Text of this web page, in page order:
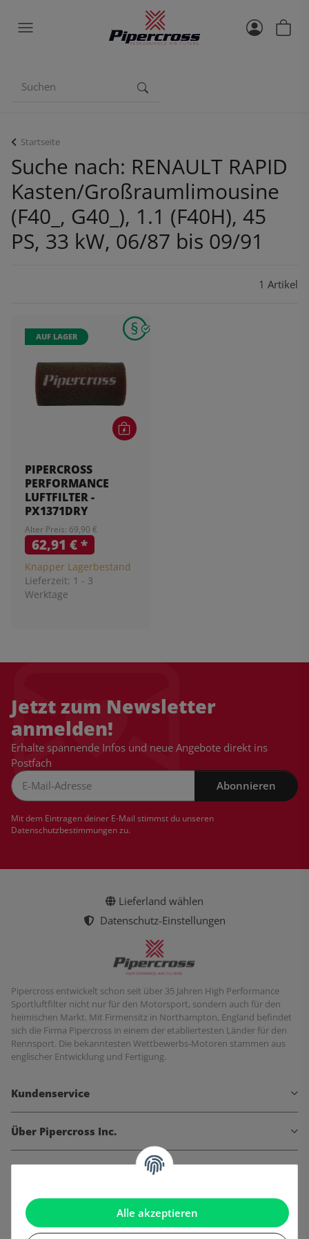
Alle akzeptieren
Startseite
Suche nach: RENAULT RAPID
Kasten/Großraumlimousine
(F40_, G40_), 1.1 (F40H), 45
PS, 33 kW, 06/87 bis 09/91
1 Artikel
AUF LAGER
PIPERCROSS
PERFORMANCE
LUFTFILTER -
PX1371DRY
Alter Preis: 69,90 €
62,91 €*
Knapper Lagerbestand
Lieferzeit: 1 - 3
Werktage
Jetzt zum Newsletter
anmelden!
Erhalte spannende Infos und neue Angebote direkt ins
Postfach
Abonnieren
Mit dem Eintragen deiner E-Mail stimmst du unseren
Datenschutzbestimmungenzu.
Lieferland wählen
Datenschutz-Einstellungen
Pipercross entwickelt schon seit über 35 Jahren High Performance
Sportluftfilter nicht nur für den Motorsport, sondern auch für den
heimischen Markt. Mit Firmensitz in Northampton, England befindet
sich die Firma Pipercross in einem der etabliertesten Länder für den
Rennsport. Die bekanntesten Wettbewerbs-Motoren stammen aus
englischer Entwicklung und Fertigung.
Kundenservice
Über Pipercross Inc.
Informationen
Gesetzliche Informationen